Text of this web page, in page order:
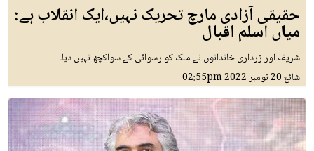
حقیقی آزادی مارچ تحریک نہیں،ایک انقلاب ہے:
میاں اسلم اقبال
شریف اور زرداری خاندانوں نے ملک کو رسوائی کے سواکچھ نہیں دیا۔
شائع20 نومبر 2022 02:55pm